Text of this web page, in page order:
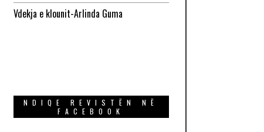
Vdekja e klounit-Arlinda Guma
NDIQE REVISTËN NË
FACEBOOK